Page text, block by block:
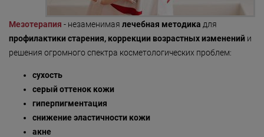
Мезотерапия - незаменимая лечебная методика для
профилактики старения, коррекции возрастных изменений и
решения огромного спектра косметологических проблем:
сухость
серый оттенок кожи
гиперпигментация
снижение эластичности кожи
акне
«Beauty-ассорти»
«Леди Совершенство»
«Коруги»
«Секрет Красоты»
«Гармония»